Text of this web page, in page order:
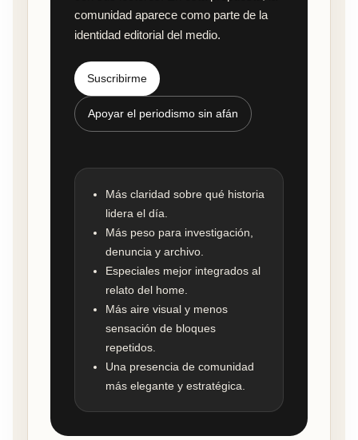
comunidad aparece como parte de la
identidad editorial del medio.
Suscribirme
Apoyar el periodismo sin afán
Más claridad sobre qué historia
lidera el día.
Más peso para investigación,
denuncia y archivo.
Especiales mejor integrados al
relato del home.
Más aire visual y menos
sensación de bloques
repetidos.
Una presencia de comunidad
más elegante y estratégica.